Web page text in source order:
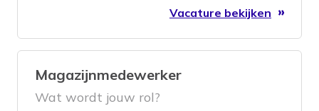
Vacature bekijken
Magazijnmedewerker
Wat wordt jouw rol?